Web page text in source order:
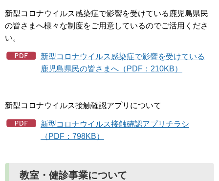
新型コロナウイルス感染症で影響を受けている鹿児島県民
の皆さまへ様々な制度をご用意しているのでご活用くださ
い。
新型コロナウイルス感染症で影響を受けている
鹿児島県民の皆さまへ（PDF：210KB）
新型コロナウイルス接触確認アプリについて
新型コロナウイルス接触確認アプリチラシ
（PDF：798KB）
教室・健診事業について